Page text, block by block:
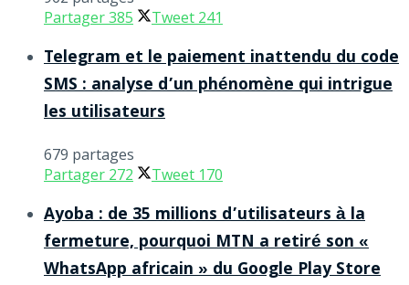
Partager385 Tweet 241
Telegram et le paiement inattendu du code
SMS : analyse d’un phénomène qui intrigue
les utilisateurs
679 partages
Partager 272 Tweet 170
Ayoba : de 35 millions d’utilisateurs à la
fermeture, pourquoi MTN a retiré son «
WhatsApp africain » du Google Play Store